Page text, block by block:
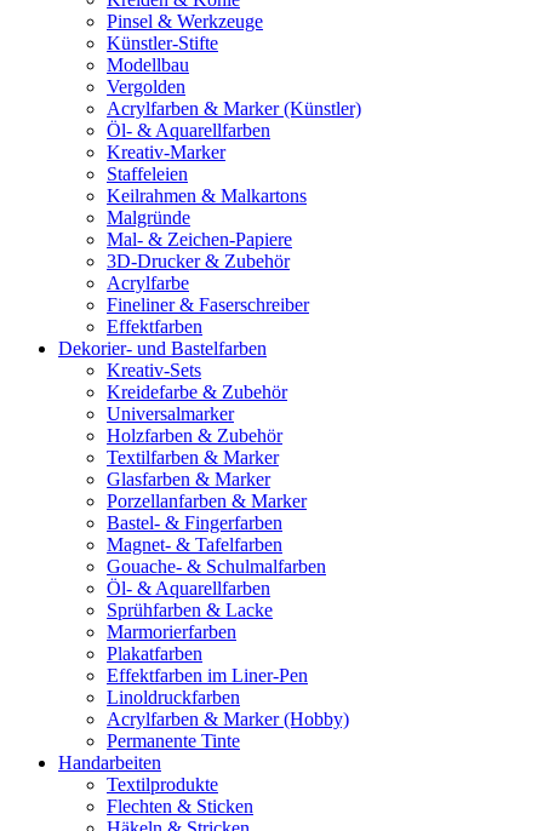
Pinsel & Werkzeuge
Künstler-Stifte
Modellbau
Vergolden
Acrylfarben & Marker (Künstler)
Öl- & Aquarellfarben
Kreativ-Marker
Staffeleien
Keilrahmen & Malkartons
Malgründe
Mal- & Zeichen-Papiere
3D-Drucker & Zubehör
Acrylfarbe
Fineliner & Faserschreiber
Effektfarben
Dekorier- und Bastelfarben
Kreativ-Sets
Kreidefarbe & Zubehör
Universalmarker
Holzfarben & Zubehör
Textilfarben & Marker
Glasfarben & Marker
Porzellanfarben & Marker
Bastel- & Fingerfarben
Magnet- & Tafelfarben
Gouache- & Schulmalfarben
Öl- & Aquarellfarben
Sprühfarben & Lacke
Marmorierfarben
Plakatfarben
Effektfarben im Liner-Pen
Linoldruckfarben
Acrylfarben & Marker (Hobby)
Permanente Tinte
Handarbeiten
Textilprodukte
Flechten & Sticken